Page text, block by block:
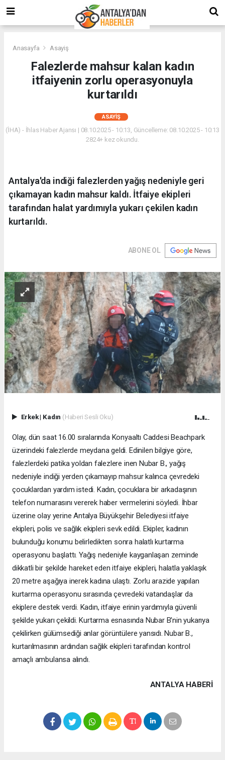
Anasayfa Asayiş
Falezlerde mahsur kalan kadın
itfaiyenin zorlu operasyonuyla
kurtarıldı
ASAYIŞ
(İHA) - İhlas Haber Ajansı | 08.10.2025 - 10:13, Güncelleme: 08.10.2025 - 10:13
2824+ kez okundu.
Antalya'da indiği falezlerden yağış nedeniyle geri
çıkamayan kadın mahsur kaldı. İtfaiye ekipleri
tarafından halat yardımıyla yukarı çekilen kadın
kurtarıldı.
ABONE OL
Erkek| Kadın (Haberi Sesli Oku)
Olay, dün saat 16.00 sıralarında Konyaaltı Caddesi Beachpark
üzerindeki falezlerde meydana geldi. Edinilen bilgiye göre,
falezlerdeki patika yoldan falezlere inen Nubar B., yağış
nedeniyle indiği yerden çıkamayıp mahsur kalınca çevredeki
çocuklardan yardım istedi. Kadın, çocuklara bir arkadaşının
telefon numarasını vererek haber vermelerini söyledi. İhbar
üzerine olay yerine Antalya Büyükşehir Belediyesi itfaiye
ekipleri, polis ve sağlık ekipleri sevk edildi. Ekipler, kadının
bulunduğu konumu belirledikten sonra halatlı kurtarma
operasyonu başlattı. Yağış nedeniyle kayganlaşan zeminde
dikkatli bir şekilde hareket eden itfaiye ekipleri, halatla yaklaşık
20 metre aşağıya inerek kadına ulaştı. Zorlu arazide yapılan
kurtarma operasyonu sırasında çevredeki vatandaşlar da
ekiplere destek verdi. Kadın, itfaiye erinin yardımıyla güvenli
şekilde yukarı çekildi. Kurtarma esnasında Nubar B'nin yukarıya
çekilirken gülümsediği anlar görüntülere yansıdı. Nubar B.,
kurtarılmasının ardından sağlık ekipleri tarafından kontrol
amaçlı ambulansa alındı.
ANTALYA HABERİ